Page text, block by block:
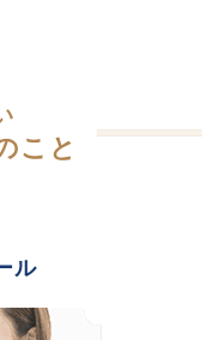
こと
ル